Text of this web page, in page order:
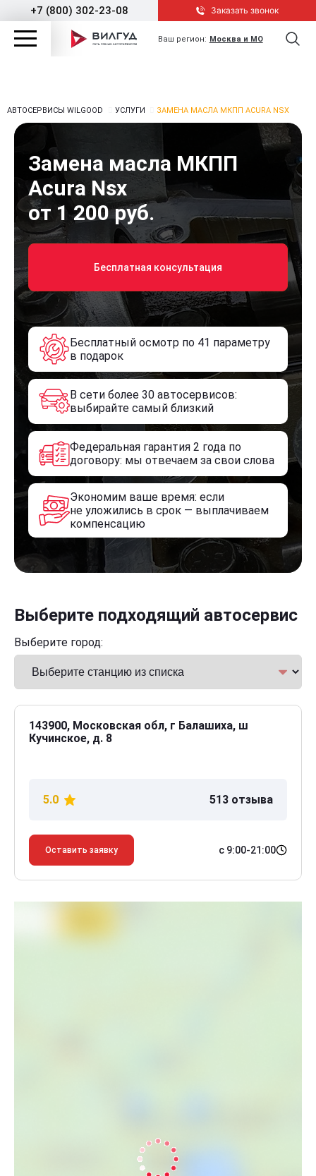
+7 (800) 302-23-08 Заказать звонок
Ваш регион: Москва и МО
АВТОСЕРВИСЫ WILGOOD УСЛУГИ ЗАМЕНА МАСЛА МКПП ACURA NSX
Замена масла МКПП
Acura Nsx
от 1 200 руб.
Бесплатная консультация
Бесплатный осмотр по 41 параметру
в подарок
В сети более 30 автосервисов:
выбирайте самый близкий
Федеральная гарантия 2 года по
договору: мы отвечаем за свои слова
Экономим ваше время: если
не уложились в срок — выплачиваем
компенсацию
Выберите подходящий автосервис
Выберите город:
143900, Московская обл, г Балашиха, ш
Кучинское, д. 8
5.0 513 отзыва
Оставить заявку с 9:00-21:00